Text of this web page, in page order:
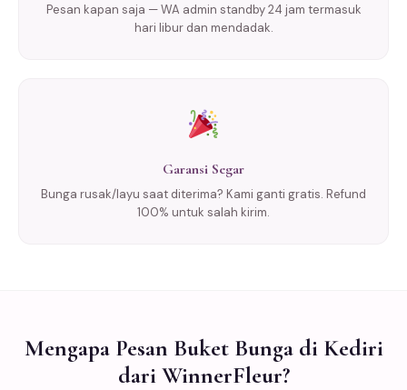
Pesan kapan saja — WA admin standby 24 jam termasuk
hari libur dan mendadak.
Garansi Segar
Bunga rusak/layu saat diterima? Kami ganti gratis. Refund
100% untuk salah kirim.
Mengapa Pesan Buket Bunga di Kediri
dari WinnerFleur?